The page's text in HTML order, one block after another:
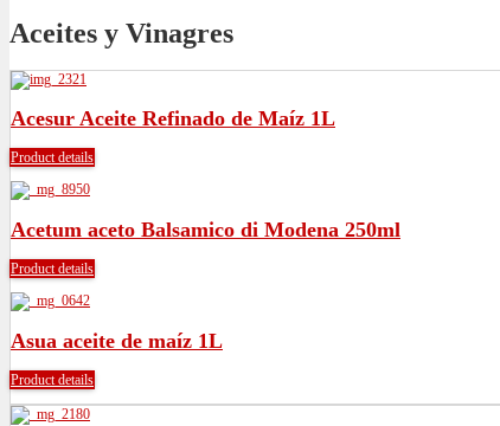
Aceites y Vinagres
Acesur Aceite Refinado de Maíz 1L
Product details
Acetum aceto Balsamico di Modena 250ml
Product details
Asua aceite de maíz 1L
Product details